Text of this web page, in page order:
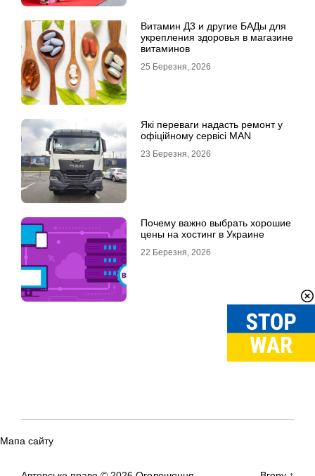
Витамин Д3 и другие БАДы для
укрепления здоровья в магазине
витаминов
25 Березня, 2026
Які переваги надасть ремонт у
офіційному сервісі MAN
23 Березня, 2026
Почему важно выбрать хорошие
цены на хостинг в Украине
22 Березня, 2026
Мапа сайту